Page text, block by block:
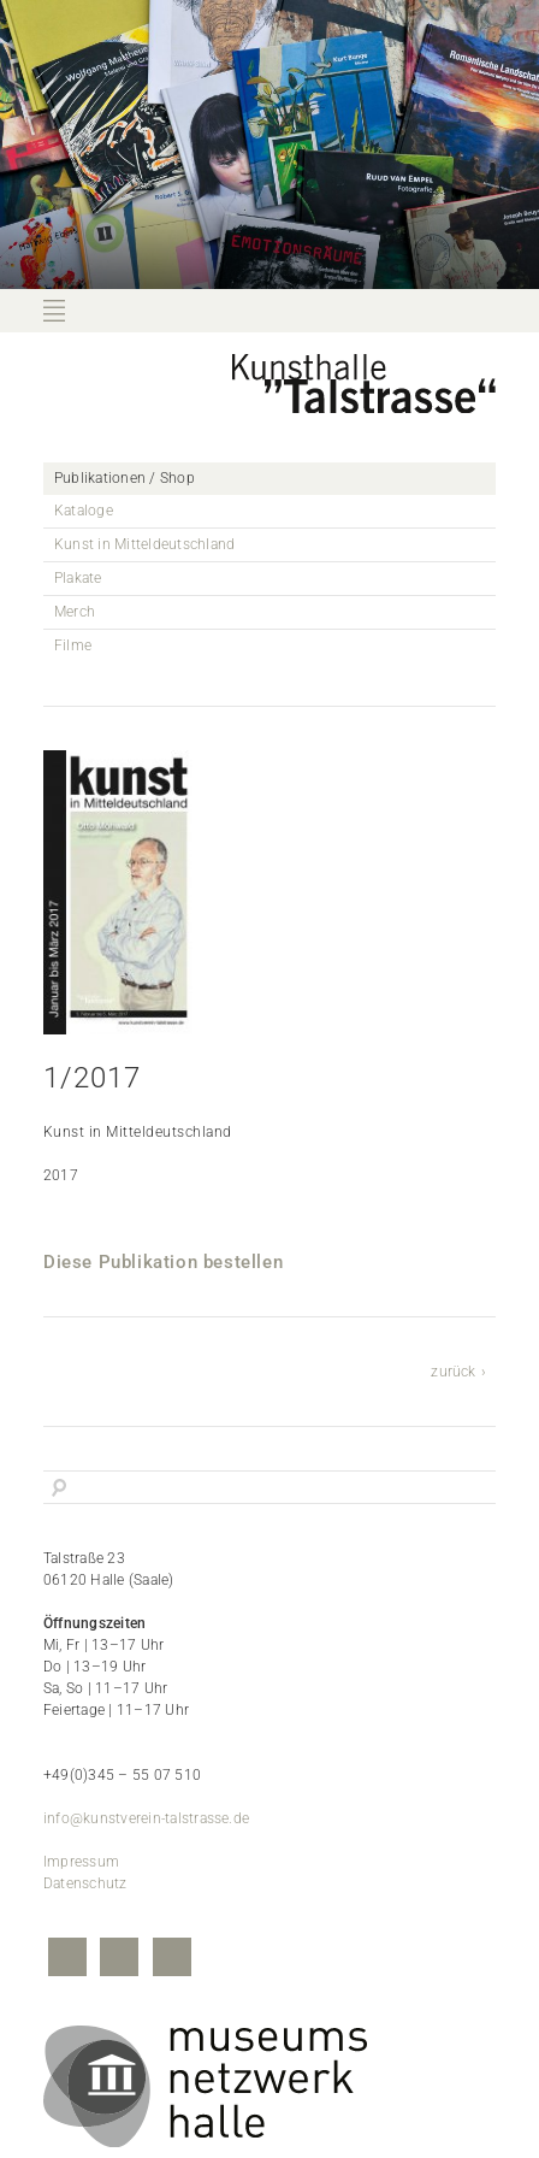
Publikationen / Shop
Kataloge
Kunst in Mitteldeutschland
Plakate
Merch
Filme
1/2017
Kunst in Mitteldeutschland
2017
Diese Publikation bestellen
zurück
Talstraße 23
06120 Halle (Saale)
Öffnungszeiten
Mi, Fr | 13–17 Uhr
Do | 13–19 Uhr
Sa, So | 11–17 Uhr
Feiertage | 11–17 Uhr
+49(0)345 – 55 07 510
info@kunstverein-talstrasse.de
Impressum
Datenschutz